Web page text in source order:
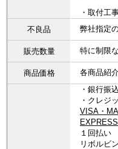
・取付工
不良品
弊社指定
販売数量 特に制限
商品価格 各商品紹
・銀行振込
・クレジ
VISA・
１回払い
リボルビ